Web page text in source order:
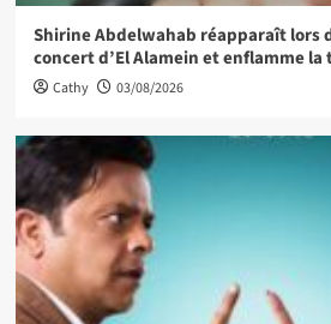
Shirine Abdelwahab réapparaît lors
concert d’El Alamein et enflamme la
Cathy 03/08/2026